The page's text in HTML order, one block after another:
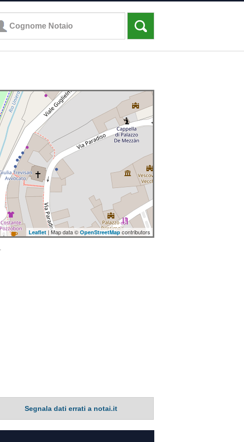
Leaflet | Map data © OpenStreetMap contributors
Segnala dati errati a notai.it